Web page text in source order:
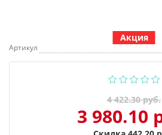
Акция
Артикул
4 422.30 руб.
3 980.10